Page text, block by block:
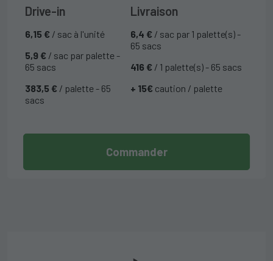
Drive-in
6,15 € / sac à l'unité
5,9 € / sac par palette -
65 sacs
383,5 € / palette - 65
sacs
Livraison
6,4 € / sac par 1 palette(s) -
65 sacs
416 € / 1 palette(s) - 65 sacs
+ 15€ caution / palette
Commander